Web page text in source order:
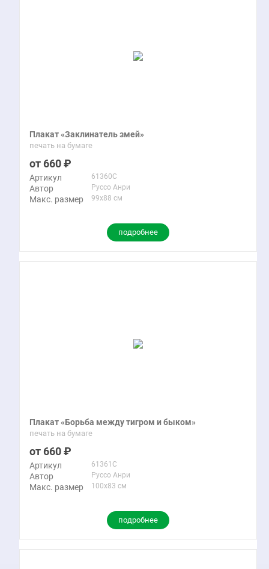
Плакат «Заклинатель змей»
печать на бумаге
660
Артикул 61360C
Автор Руссо Анри
Макс. размер 99x88 см
подробнее
Плакат «Борьба между тигром и быком»
печать на бумаге
660
Артикул 61361C
Автор Руссо Анри
Макс. размер 100x83 см
подробнее